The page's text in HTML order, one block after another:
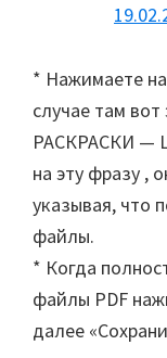
* Нажимаете
случае там вот
РАСКРАСКИ —
на эту фразу ,
указывая, что
файлы.
* Когда
файлы PDF
далее